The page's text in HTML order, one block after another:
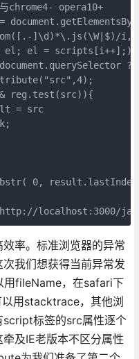
chrome4- opera10+
]\d)*\.js(\W|$)/
el = scripts[i++];){
?
reg.test(src)){
= src
0,
localhost:3000/
率。标准浏览器的异常
我们想获得当前异常发
用fileName，在safari下
用stacktrace，其他浏
script标签的src属性逐个
及IE老版本不区分属性